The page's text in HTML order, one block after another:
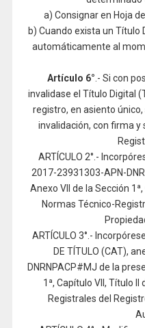
a) Consignar en Hoja
b) Cuando exista un Título
automáticamente al
Artículo 6° .- Si con
invalidase el Título Digital
registro, en asiento
invalidación, con firma y
ARTÍCULO 2°.-
2017-23931303-APN-
Anexo VII de la Sección
Normas Técnico-
ARTÍCULO 3°.-
DE TÍTULO (CAT),
DNRNPACP#MJ de la
1ª, Capítulo VII, Título
Registrales del